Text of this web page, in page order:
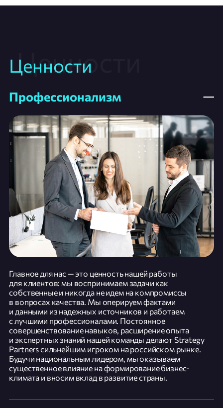
Ценности
Профессионализм
Главное для нас — это ценность нашей работы
для клиентов: мы воспринимаем задачи как
собственные и никогда не идем на компромиссы
в вопросах качества. Мы оперируем фактами
и данными из надежных источников и работаем
с лучшими профессионалами. Постоянное
совершенствование навыков, расширение опыта
и экспертных знаний нашей команды делают Strategy
Partners сильнейшим игроком на российском рынке.
Будучи национальным лидером, мы оказываем
существенное влияние на формирование бизнес-
климата и вносим вклад в развитие страны.